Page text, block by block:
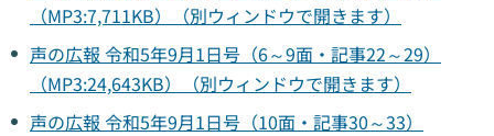
（MP3:7,711KB）（別ウィンドウで開きます）
声の広報 令和5年9月1日号（6～9面・記事22～29）
（MP3:24,643KB）（別ウィンドウで開きます）
声の広報 令和5年9月1日号（10面・記事30～33）